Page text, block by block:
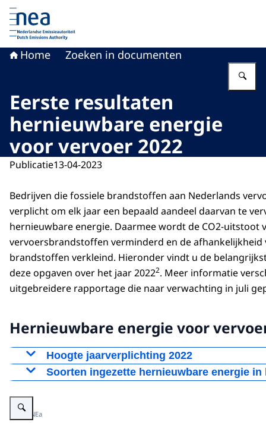
Naar de homepage van Nederlandse Emissieautoriteit
Home Zoeken in documenten
Eerste resultaten
hernieuwbare energie
voor vervoer 2022
Publicatie13-04-2023
Bedrijven die fossiele brandstoffen aan Nederlands
verplicht om elk jaar een bepaald aandeel daarvan te
hernieuwbare energie. Daarmee wordt de CO2-uitstoot
vervoersbrandstoffen verminderd en de afhankelijkheid
brandstoffen verkleind. Hieronder vindt u de
deze opgaven over het jaar 20222. Meer informatie
uitgebreidere rapportage die naar verwachting in juli
Hernieuwbare energie voor
Hoogte jaarverplichting 2022
Bedrijven die benzine en diesel leveren aan
Soorten ingezette hernieuwbare energie in
ongeveer een derde.
Vergroot afbeelding Hernieuwbare energie voor vervoer in Nederland (2022)
Beeld: NEa